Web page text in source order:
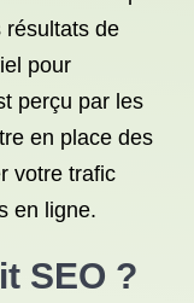
résultats de
pour
perçu par les
en place des
votre trafic
en ligne.
SEO ?